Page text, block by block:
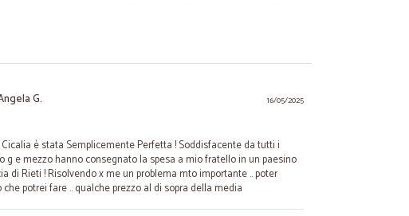
16/05/2025
G.
è stata Semplicemente Perfetta ! Soddisfacente da tutti i
g e mezzo hanno consegnato la spesa a mio fratello in un paesino
di Rieti ! Risolvendo x me un problema mto importante .. poter
potrei fare .. qualche prezzo al di sopra della media